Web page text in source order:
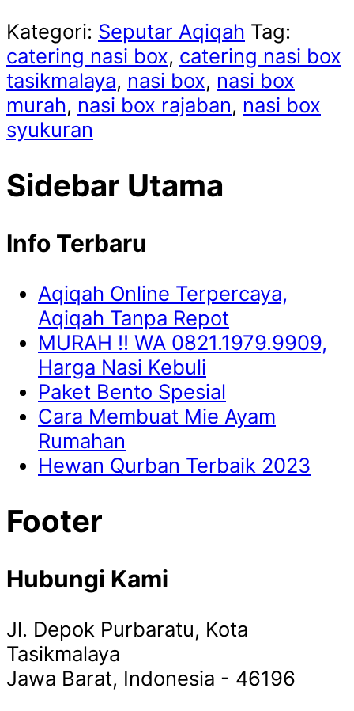
Kategori: Seputar Aqiqah Tag:
catering nasi box, catering nasi box
tasikmalaya, nasi box, nasi box
murah, nasi box rajaban, nasi box
syukuran
Sidebar Utama
Info Terbaru
Aqiqah Online Terpercaya,
Aqiqah Tanpa Repot
MURAH !! WA 0821.1979.9909,
Harga Nasi Kebuli
Paket Bento Spesial
Cara Membuat Mie Ayam
Rumahan
Hewan Qurban Terbaik 2023
Footer
Hubungi Kami
Jl. Depok Purbaratu, Kota
Tasikmalaya
Jawa Barat, Indonesia - 46196